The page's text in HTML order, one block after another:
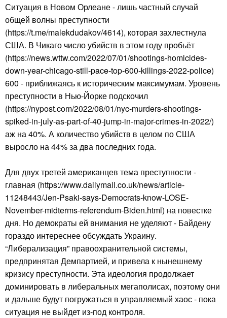
Ситуация в Новом Орлеане - лишь частный случай
общей волны преступности
(https://t.me/malekdudakov/4614), которая захлестнула
США. В Чикаго число убийств в этом году пробьёт
(https://news.wttw.com/2022/07/01/shootings-homicides-
down-year-chicago-still-pace-top-600-killings-2022-police)
600 - приближаясь к историческим максимумам. Уровень
преступности в Нью-Йорке подскочил
(https://nypost.com/2022/08/01/nyc-murders-shootings-
spiked-in-july-as-part-of-40-jump-in-major-crimes-in-2022/)
аж на 40%. А количество убийств в целом по США
выросло на 44% за два последних года.
Для двух третей американцев тема преступности -
главная (https://www.dailymail.co.uk/news/article-
11248443/Jen-Psaki-says-Democrats-know-LOSE-
November-midterms-referendum-Biden.html) на повестке
дня. Но демократы ей внимания не уделяют - Байдену
гораздо интереснее обсуждать Украину.
“Либерализация” правоохранительной системы,
предпринятая Демпартией, и привела к нынешнему
кризису преступности. Эта идеология продолжает
доминировать в либеральных мегаполисах, поэтому они
и дальше будут погружаться в управляемый хаос - пока
ситуация не выйдет из-под контроля.